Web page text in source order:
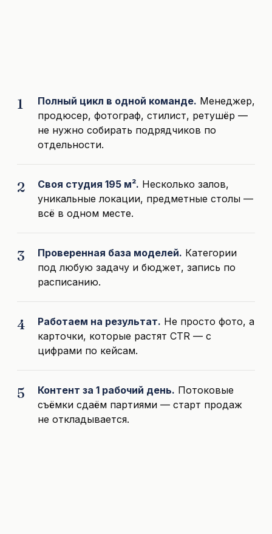
Полный цикл в одной команде. Менеджер,
продюсер, фотограф, стилист, ретушёр —
не нужно собирать подрядчиков по
отдельности.
Своя студия 195 м². Несколько залов,
уникальные локации, предметные столы —
всё в одном месте.
Проверенная база моделей. Категории
под любую задачу и бюджет, запись по
расписанию.
Работаем на результат. Не просто фото, а
карточки, которые растят CTR — с
цифрами по кейсам.
Контент за 1 рабочий день. Потоковые
съёмки сдаём партиями — старт продаж
не откладывается.